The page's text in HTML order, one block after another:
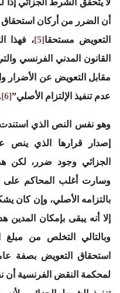
لا يتحقق الشرط الجزائي
أن الضرر من أركان
التعويض مستحقا[5]
القانون المدني الفرنسي
مقابل التعويض عن الأضرار
عدم تنفيذ الإلتزام الأصلي”[6]
وهو نفس النص الذي
إصدار قرارها الذي
الجزائي وجود ضرر، لكن
وسارت أغلب المحاكم
بالتزامه الأصلي، وإن كان
إلا أنه يبقى بإمكان المدين
وبالتالي التخلص من
استحقاق التعويض بصفة
لمحكمة النقض الفرنسية